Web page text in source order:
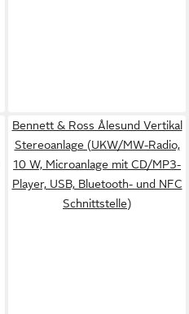
Bennett & Ross Ålesund Vertikal
Stereoanlage (UKW/MW-Radio,
10 W, Microanlage mit CD/MP3-
Player, USB, Bluetooth- und NFC
Schnittstelle)